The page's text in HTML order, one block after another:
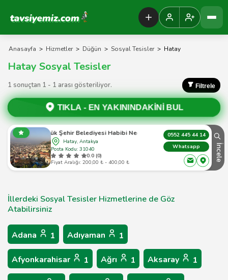
Tavsiyemiz Anasayfa
Anasayfa > Hizmetler > Düğün > Sosyal Tesisler > Hatay
Hatay Sosyal Tesisler
1 sonuçtan 1 - 1 arası gösteriliyor. Filtrele
TIKLA - EN YAKININDAKİNİ BUL
Hatay Büyük Şehir Belediyesi Habibi Neccar Sosyal Tesisi
Hatay, Antakya
Posta Kodu: 31040
0.0 (0)
Fiyat Aralığı: 200,00 ₺ - 400,00 ₺
0552 445 44 14
Whatsapp
İncele
İllerdeki Sosyal Tesisler Hizmetlerine de Göz
Atabilirsiniz
Adana 1 Adıyaman 1
Afyonkarahisar 1 Ağrı 1 Aksaray 1